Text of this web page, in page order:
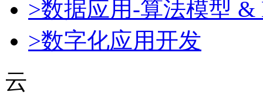
>数据应用-算法模型 &
>数字化应用开发
云